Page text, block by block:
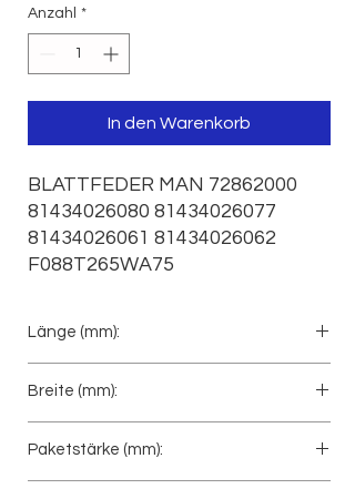
Anzahl *
In den Warenkorb
BLATTFEDER MAN 72862000
81434026080 81434026077
81434026061 81434026062
F088T265WA75
Länge (mm):
Breite (mm):
Paketstärke (mm):